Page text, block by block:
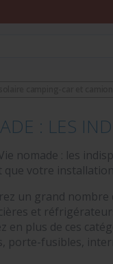
: LES
nomade : les
que votre
un grand
et
en plus de ces
porte-fusibles,